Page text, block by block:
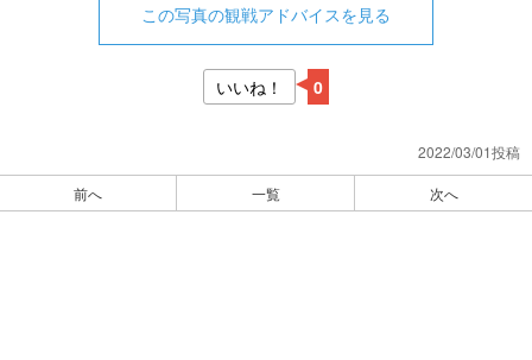
この写真の観戦アドバイスを見る
いいね！ 0
2022/03/01投稿
前へ 一覧 次へ